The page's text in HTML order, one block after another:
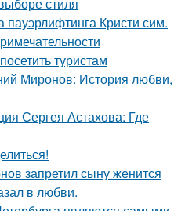
пауэрлифтинга Кристи сим.
туристам
Миронов: История любви,
Сергея Астахова: Где
запретил сыну женится
в любви.